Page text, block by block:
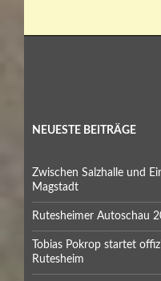
NEUESTE BEITRÄGE
Zwischen Salzhalle und
Magstadt
Rutesheimer Autoschau
Tobias Pokrop startet
Rutesheim